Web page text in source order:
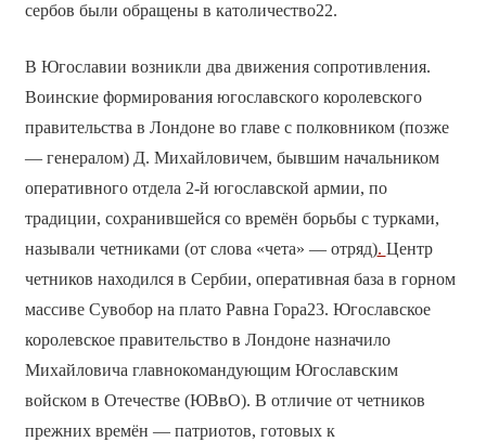
сербов были обращены в католичество22.
В Югославии возникли два движения сопротивления.
Воинские формирования югославского королевского
правительства в Лондоне во главе с полковником (позже
— генералом) Д. Михайловичем, бывшим начальником
оперативного отдела 2-й югославской армии, по
традиции, сохранившейся со времён борьбы с турками,
называли четниками (от слова «чета» — отряд). Центр
четников находился в Сербии, оперативная база в горном
массиве Сувобор на плато Равна Гора23. Югославское
королевское правительство в Лондоне назначило
Михайловича главнокомандующим Югославским
войском в Отечестве (ЮВвО). В отличие от четников
прежних времён — патриотов, готовых к